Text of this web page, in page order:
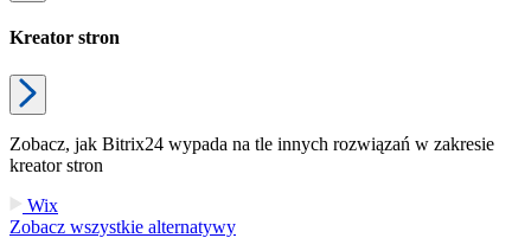
Kreator stron
Zobacz, jak Bitrix24 wypada na tle innych rozwiązań w zakresie
kreator stron
Wix
Zobacz wszystkie alternatywy